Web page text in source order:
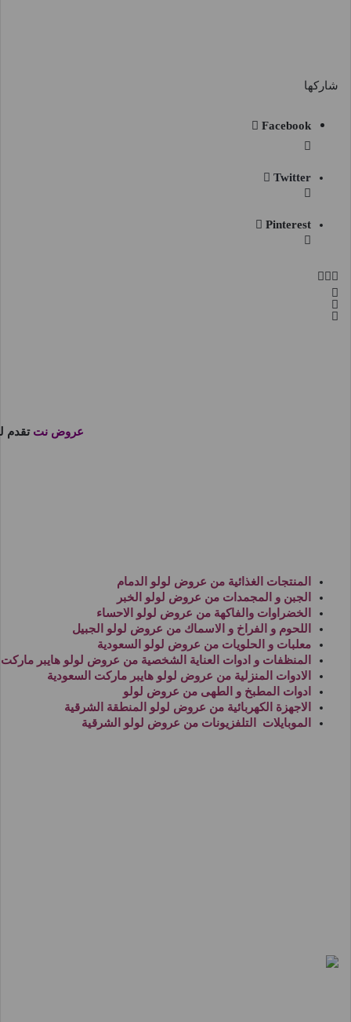
شاركها
Facebook
Twitter
Pinterest
عروض نت تقدم
المنتجات الغذائية من عروض لولو الدمام
الجبن و المجمدات من عروض لولو الخبر
الخضراوات والفاكهة من عروض لولو الاحساء
اللحوم و الفراخ و الاسماك من عروض لولو الجبيل
معلبات و الحلويات من عروض لولو السعودية
المنظفات و ادوات العناية الشخصية من عروض لولو هايبر ماركت
الادوات المنزلية من عروض لولو هايبر ماركت السعودية
ادوات المطبخ و الطهى من عروض لولو
الاجهزة الكهربائية من عروض لولو المنطقة الشرقية
الموبايلات التلفزيونات من عروض لولو الشرقية